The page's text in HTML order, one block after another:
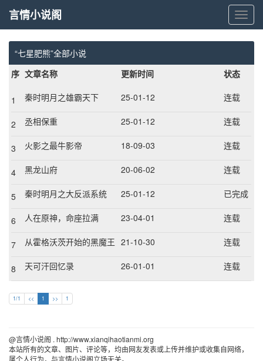
言
情
小
阁
言情小说阁
“七星肥熊”全部小说
序 文章名称 更新时间 状态
1 秦时明月之雄霸天下 25-01-12 连载
2 丞相保重 25-01-12 连载
3 火影之最牛影帝 18-09-03 连载
4 黑龙山府 20-06-02 连载
5 秦时明月之大反派系统 25-01-12 已完成
6 人在原神，命座拉满 23-04-01 连载
7 从霍格沃茨开始的黑魔王 21-10-30 连载
8 天可汗回忆录 26-01-01 连载
1/1 << 1 >> 1
@言情小说阁 . http://www.xianqihaotianmi.org
本站所有的文章、图片、评论等，均由网友发表或上传并维护或收集自网络，
属个人行为，与言情小说阁立场无关。